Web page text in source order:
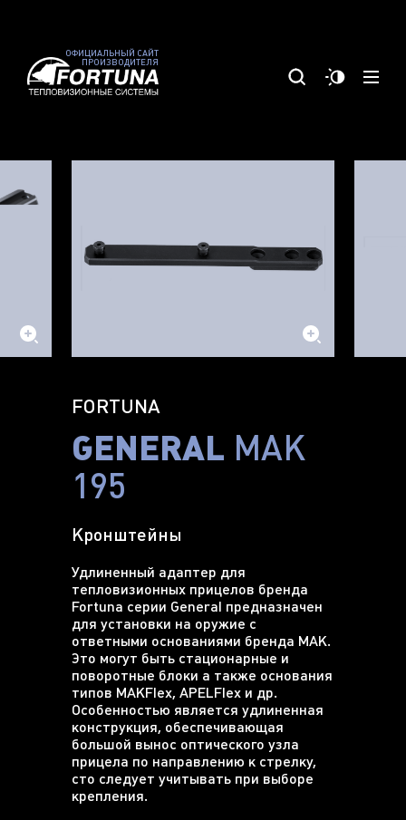
ОФИЦИАЛЬНЫЙ САЙТ
ПРОИЗВОДИТЕЛЯ
FORTUNA
GENERAL MAK
195
Кронштейны
Удлиненный адаптер для
тепловизионных прицелов бренда
Fortuna серии General предназначен
для установки на оружие с
ответными основаниями бренда МАК.
Это могут быть стационарные и
поворотные блоки а также основания
типов MAKFlex, APELFlex и др.
Особенностью является удлиненная
конструкция, обеспечивающая
большой вынос оптического узла
прицела по направлению к стрелку,
сто следует учитывать при выборе
крепления.